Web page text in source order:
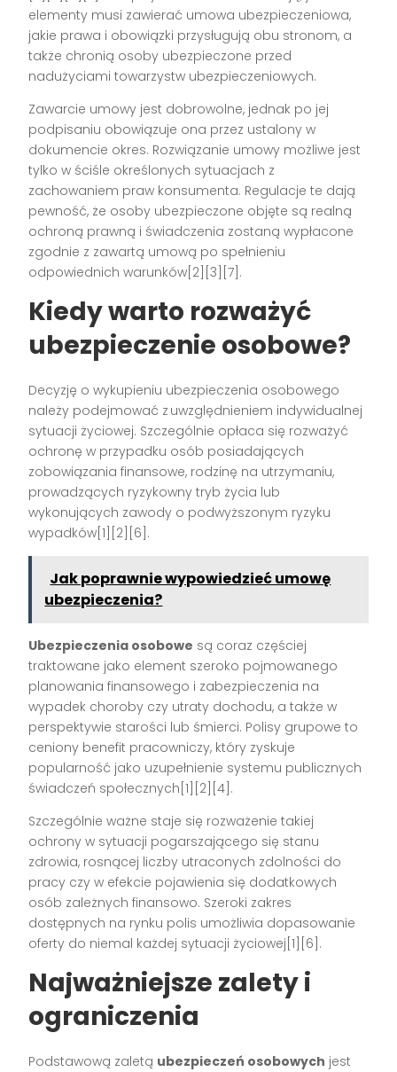
elementy musi zawierać umowa ubezpieczeniowa,
jakie prawa i obowiązki przysługują obu stronom, a
także chronią osoby ubezpieczone przed
nadużyciami towarzystw ubezpieczeniowych.
Zawarcie umowy jest dobrowolne, jednak po jej
podpisaniu obowiązuje ona przez ustalony w
dokumencie okres. Rozwiązanie umowy możliwe jest
tylko w ściśle określonych sytuacjach z
zachowaniem praw konsumenta. Regulacje te dają
pewność, że osoby ubezpieczone objęte są realną
ochroną prawną i świadczenia zostaną wypłacone
zgodnie z zawartą umową po spełnieniu
odpowiednich warunków[2][3][7].
Kiedy warto rozważyć
ubezpieczenie osobowe?
Decyzję o wykupieniu ubezpieczenia osobowego
należy podejmować z uwzględnieniem indywidualnej
sytuacji życiowej. Szczególnie opłaca się rozważyć
ochronę w przypadku osób posiadających
zobowiązania finansowe, rodzinę na utrzymaniu,
prowadzących ryzykowny tryb życia lub
wykonujących zawody o podwyższonym ryzyku
wypadków[1][2][6].
Jak poprawnie wypowiedzieć umowę
ubezpieczenia?
Ubezpieczenia osobowe są coraz częściej
traktowane jako element szeroko pojmowanego
planowania finansowego i zabezpieczenia na
wypadek choroby czy utraty dochodu, a także w
perspektywie starości lub śmierci. Polisy grupowe to
ceniony benefit pracowniczy, który zyskuje
popularność jako uzupełnienie systemu publicznych
świadczeń społecznych[1][2][4].
Szczególnie ważne staje się rozważenie takiej
ochrony w sytuacji pogarszającego się stanu
zdrowia, rosnącej liczby utraconych zdolności do
pracy czy w efekcie pojawienia się dodatkowych
osób zależnych finansowo. Szeroki zakres
dostępnych na rynku polis umożliwia dopasowanie
oferty do niemal każdej sytuacji życiowej[1][6].
Najważniejsze zalety i
ograniczenia
Podstawową zaletą ubezpieczeń osobowych jest